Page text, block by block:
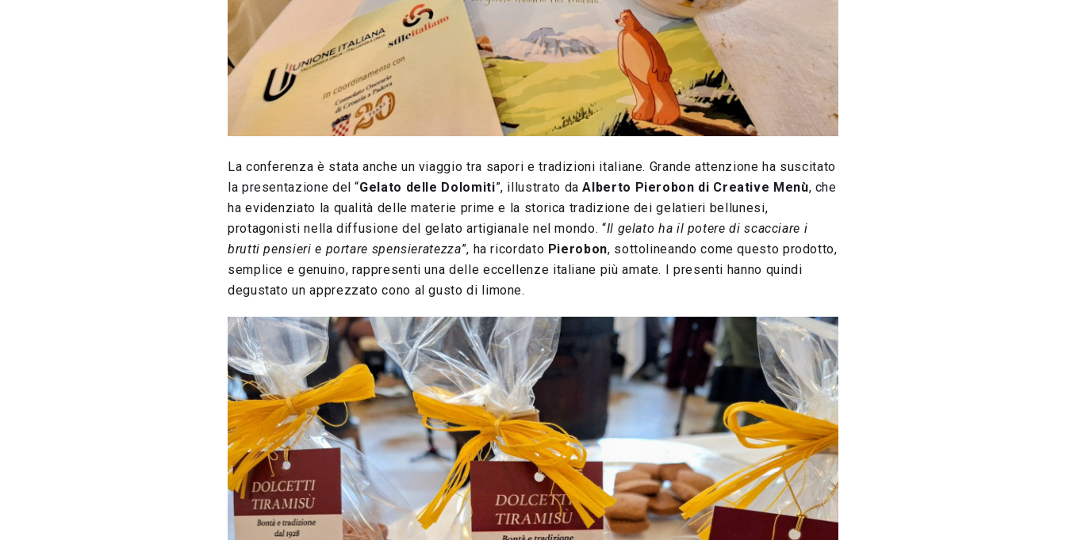
La conferenza è stata anche un viaggio tra sapori e tradizioni italiane. Grande attenzione ha suscitato
la presentazione del “Gelato delle Dolomiti”, illustrato daAlberto Pierobon di Creative Menù, che
ha evidenziato la qualità delle materie prime e la storica tradizione dei gelatieri bellunesi,
protagonisti nella diffusione del gelato artigianale nel mondo. “Il gelato ha il potere di scacciare i
brutti pensieri e portare spensieratezza”, ha ricordato Pierobon, sottolineando come questo prodotto,
semplice e genuino, rappresenti una delle eccellenze italiane più amate. I presenti hanno quindi
degustato un apprezzato cono al gusto di limone.